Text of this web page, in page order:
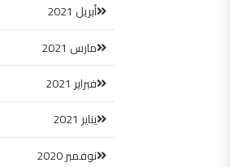
أبريل 2021
مارس 2021
فبراير 2021
يناير 2021
نوفمبر 2020